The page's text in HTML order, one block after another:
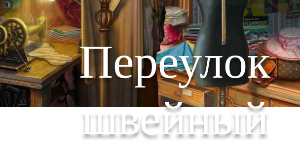
Переулок
швейный